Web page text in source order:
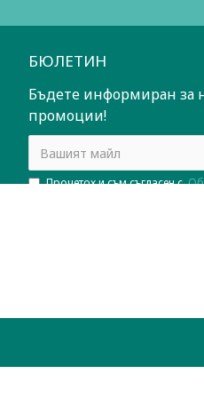
БЮЛЕТИН
Бъдете информиран за
промоции!
Прочетох и съм съгласен с